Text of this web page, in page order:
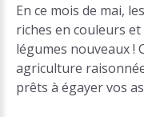
En ce mois de mai,
riches en couleurs
légumes nouveaux !
agriculture
prêts à égayer vos